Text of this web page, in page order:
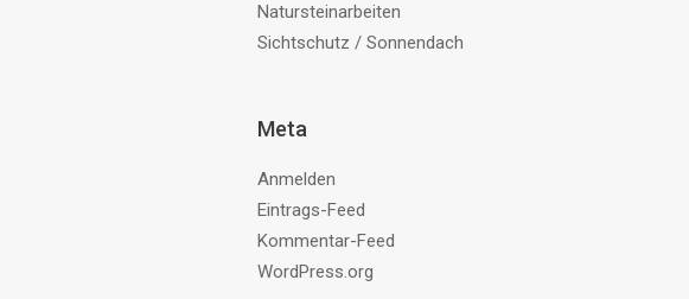
Natursteinarbeiten
Sichtschutz / Sonnendach
Meta
Anmelden
Eintrags-Feed
Kommentar-Feed
WordPress.org